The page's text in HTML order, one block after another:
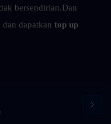
bersendirian.Dan
dan dapatkan top up